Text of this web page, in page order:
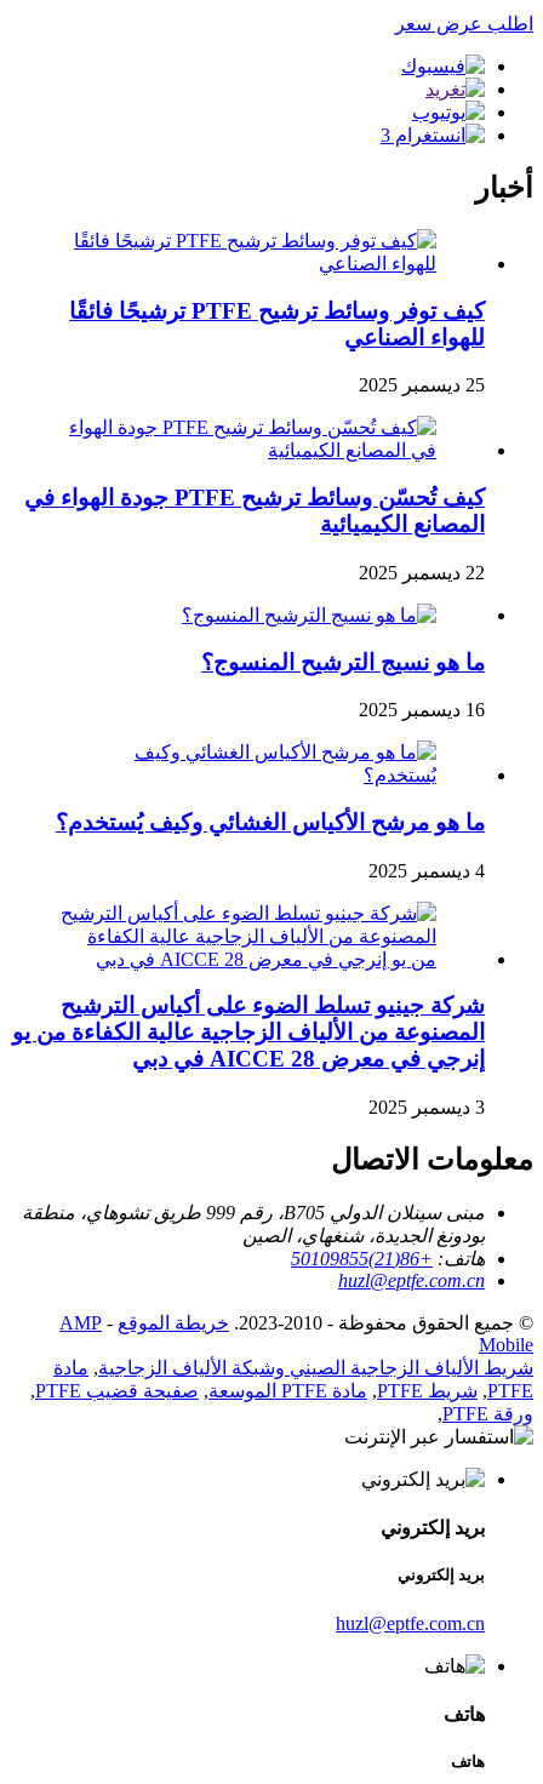
اطلب عرض سعر
أخبار
كيف توفر وسائط ترشيح PTFE ترشيحًا فائقًا
للهواء الصناعي
25 ديسمبر 2025
كيف تُحسّن وسائط ترشيح PTFE جودة الهواء في
المصانع الكيميائية
22 ديسمبر 2025
ما هو نسيج الترشيح المنسوج؟
16 ديسمبر 2025
ما هو مرشح الأكياس الغشائي وكيف يُستخدم؟
4 ديسمبر 2025
شركة جينيو تسلط الضوء على أكياس الترشيح
المصنوعة من الألياف الزجاجية عالية الكفاءة من يو
إنرجي في معرض AICCE 28 في دبي
3 ديسمبر 2025
معلومات الاتصال
مبنى سينلان الدولي B705، رقم 999 طريق تشوهاي، منطقة
بودونغ الجديدة، شنغهاي، الصين
هاتف: +86(21)50109855
huzl@eptfe.com.cn
© جميع الحقوق محفوظة - 2010-2023. خريطة الموقع -
AMP
Mobile
شريط الألياف الزجاجية الصيني وشبكة الألياف الزجاجية, مادة
PTFE
, شريط PTFE , مادة PTFE الموسعة , صفيحة قضيب PTFE
,
ورقة PTFE
,
بريد إلكتروني
بريد إلكتروني
huzl@eptfe.com.cn
هاتف
هاتف